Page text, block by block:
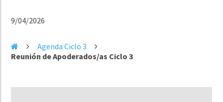
9/04/2026
Agenda Ciclo 3
Reunión de Apoderados/as Ciclo 3